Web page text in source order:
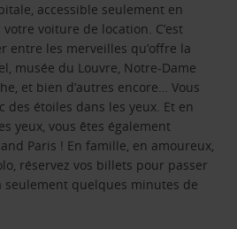
accessible seulement en
voiture de location. C’est
entre les merveilles qu’offre la
musée du Louvre, Notre-Dame
et bien d’autres encore… Vous
des étoiles dans les yeux. Et en
yeux, vous êtes également
Paris ! En famille, en amoureux,
réservez vos billets pour passer
seulement quelques minutes de